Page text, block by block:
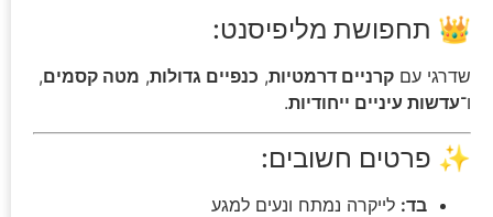
👑 תחפושת מליפיסנט:
שדרגי עם קרניים דרמטיות, כנפיים גדולות, מטה קסמים,
ו־עדשות עיניים ייחודיות.
✨ פרטים חשובים:
בד: לייקרה נמתח ונעים למגע